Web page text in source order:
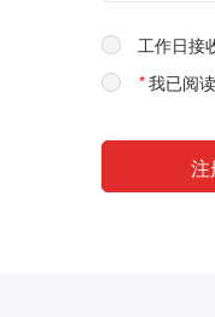
工作日接
*我已阅